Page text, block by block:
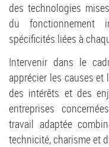
des technologies
du fonctionnement
spécificités liées à
Intervenir dans le
apprécier les causes
des intérêts et des
entreprises
travail adaptée
technicité, charisme et